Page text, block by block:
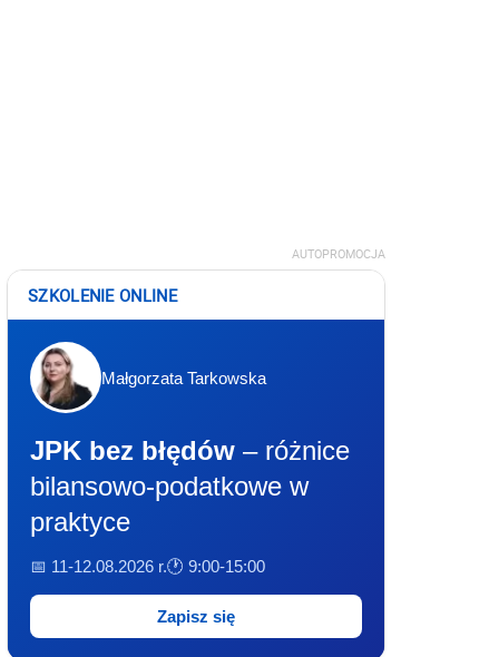
AUTOPROMOCJA
SZKOLENIE ONLINE
Małgorzata Tarkowska
JPK bez błędów – różnice
bilansowo-podatkowe w
praktyce
📅 11-12.08.2026 r.🕐 9:00-15:00
Zapisz się